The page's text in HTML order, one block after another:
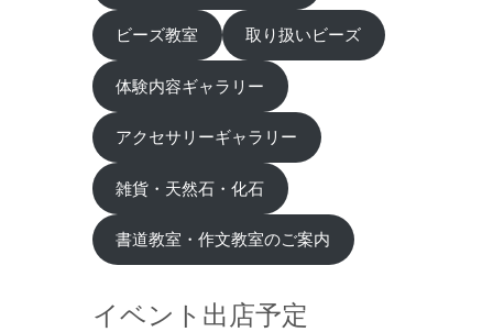
ビーズ教室 取り扱いビーズ
体験内容ギャラリー
アクセサリーギャラリー
雑貨・天然石・化石
書道教室・作文教室のご案内
イベント出店予定